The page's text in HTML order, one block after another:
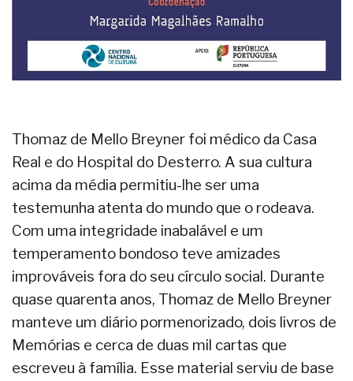
Thomaz de Mello Breyner foi médico da Casa
Real e do Hospital do Desterro. A sua cultura
acima da média permitiu-lhe ser uma
testemunha atenta do mundo que o rodeava.
Com uma integridade inabalável e um
temperamento bondoso teve amizades
improváveis fora do seu círculo social. Durante
quase quarenta anos, Thomaz de Mello Breyner
manteve um diário pormenorizado, dois livros de
Memórias e cerca de duas mil cartas que
escreveu à família. Esse material serviu de base